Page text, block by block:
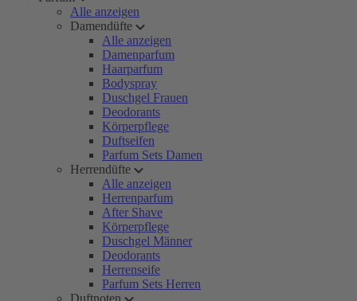
Alle anzeigen
Damendüfte
Alle anzeigen
Damenparfum
Haarparfum
Bodyspray
Duschgel Frauen
Deodorants
Körperpflege
Duftseifen
Parfum Sets Damen
Herrendüfte
Alle anzeigen
Herrenparfum
After Shave
Körperpflege
Duschgel Männer
Deodorants
Herrenseife
Parfum Sets Herren
Duftnoten